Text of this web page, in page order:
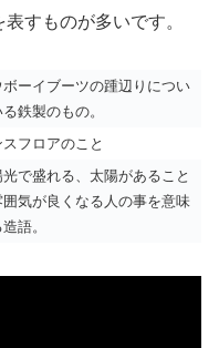
すものが多いです。
ボーイブーツの踵辺りについ
鉄製のもの。
スフロアのこと
で盛れる、太陽があること
囲気が良くなる人の事を意味
語。